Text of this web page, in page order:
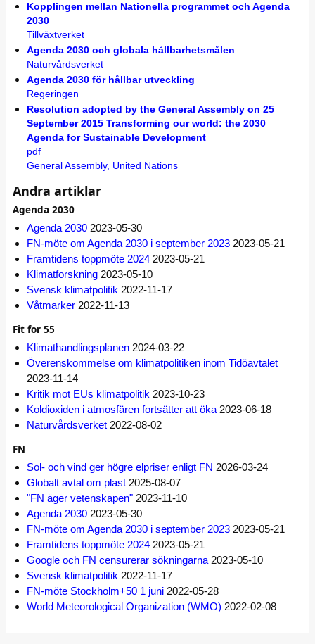
Kopplingen mellan Nationella programmet och Agenda
2030
Tillväxtverket
Agenda 2030 och globala hållbarhetsmålen
Naturvårdsverket
Agenda 2030 för hållbar utveckling
Regeringen
Resolution adopted by the General Assembly on 25
September 2015 Transforming our world: the 2030
Agenda for Sustainable Development
pdf
General Assembly, United Nations
Andra artiklar
Agenda 2030
Agenda 2030 2023-05-30
FN-möte om Agenda 2030 i september 2023 2023-05-21
Framtidens toppmöte 2024 2023-05-21
Klimatforskning 2023-05-10
Svensk klimatpolitik 2022-11-17
Våtmarker 2022-11-13
Fit for 55
Klimathandlingsplanen 2024-03-22
Överenskommelse om klimatpolitiken inom Tidöavtalet
2023-11-14
Kritik mot EUs klimatpolitik 2023-10-23
Koldioxiden i atmosfären fortsätter att öka 2023-06-18
Naturvårdsverket 2022-08-02
FN
Sol- och vind ger högre elpriser enligt FN 2026-03-24
Globalt avtal om plast 2025-08-07
"FN äger vetenskapen" 2023-11-10
Agenda 2030 2023-05-30
FN-möte om Agenda 2030 i september 2023 2023-05-21
Framtidens toppmöte 2024 2023-05-21
Google och FN censurerar sökningarna 2023-05-10
Svensk klimatpolitik 2022-11-17
FN-möte Stockholm+50 1 juni 2022-05-28
World Meteorological Organization (WMO) 2022-02-08